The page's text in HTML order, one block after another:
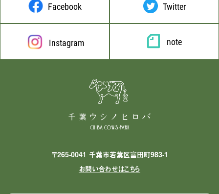
Facebook Twitter
Instagram note
〒265-0041 千葉市若葉区富田町983-1
お問い合わせはこちら